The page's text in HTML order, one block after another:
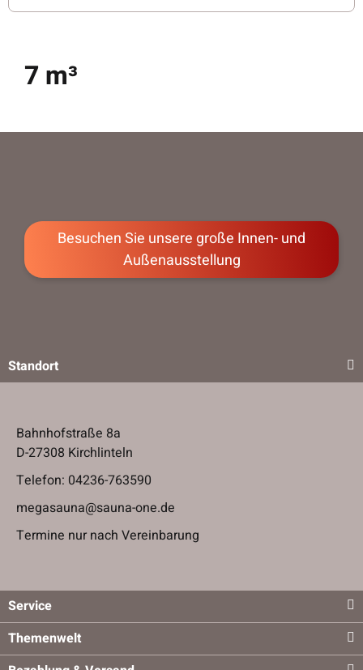
7 m³
Besuchen Sie unsere große Innen- und
Außenausstellung
Standort
Bahnhofstraße 8a
D-27308 Kirchlinteln
Telefon: 04236-763590
megasauna@sauna-one.de
Termine nur nach Vereinbarung
Service
Themenwelt